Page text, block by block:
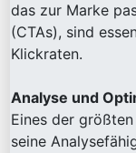
das zur Marke
(CTAs), sind
Klickraten.
Analyse und
Eines der
seine